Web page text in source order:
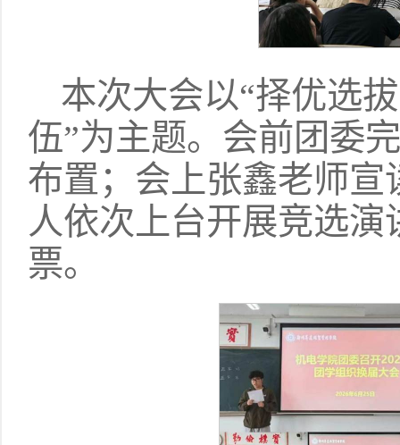
本次大会以“择优选
伍”为主题。会前团委
布置；会上张鑫老师
人依次上台开展竞选
票。